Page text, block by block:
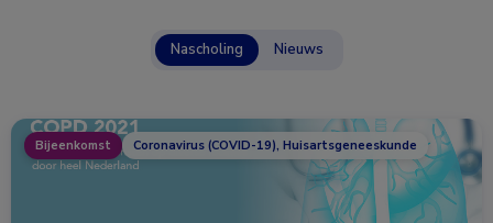
Nascholing Nieuws
Bijeenkomst Coronavirus (COVID-19), Huisartsgeneeskunde